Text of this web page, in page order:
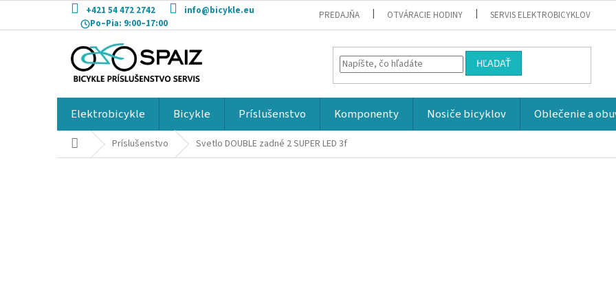
obsah
+421 54 472 2742
info@bicykle.eu
Po–Pia: 9:00–17:00
PREDAJŇA OTVÁRACIE HODINY SERVIS ELEKTROBICYKLOV
HĽADAŤ
Elektrobicykle Bicykle Príslušenstvo Komponenty Nosiče bicyklov Oblečenie a
DomovPríslušenstvo Svetlo DOUBLE zadné 2 SUPER LED 3f